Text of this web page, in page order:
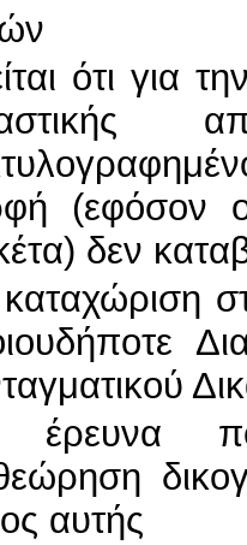
ότι για
(εφόσον ο
δεν
καταχώριση
έρευνα
αυτής